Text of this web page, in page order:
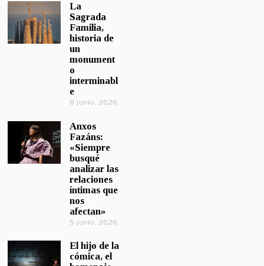
La
Sagrada
Familia,
historia de
un
monument
o
interminabl
e
8 junio, 2026
Anxos
Fazáns:
«Siempre
busqué
analizar las
relaciones
íntimas que
nos
afectan»
5 junio, 2026
El hijo de la
cómica, el